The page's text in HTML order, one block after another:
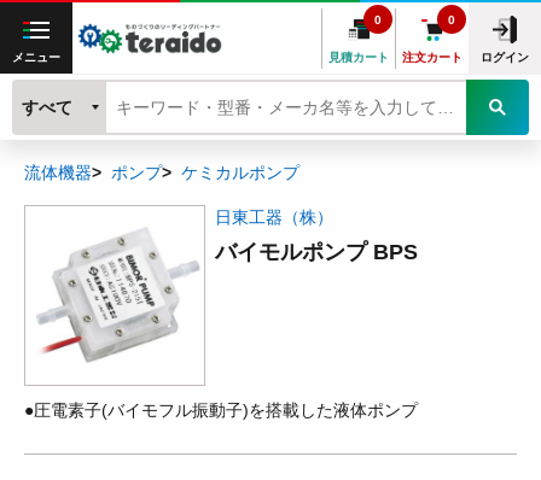
メニュー 見積カート
0
注文カート
0
ログイン
すべて
流体機器 ポンプ ケミカルポンプ
日東工器（株）
バイモルポンプ BPS
●圧電素子(バイモフル振動子)を搭載した液体ポンプ